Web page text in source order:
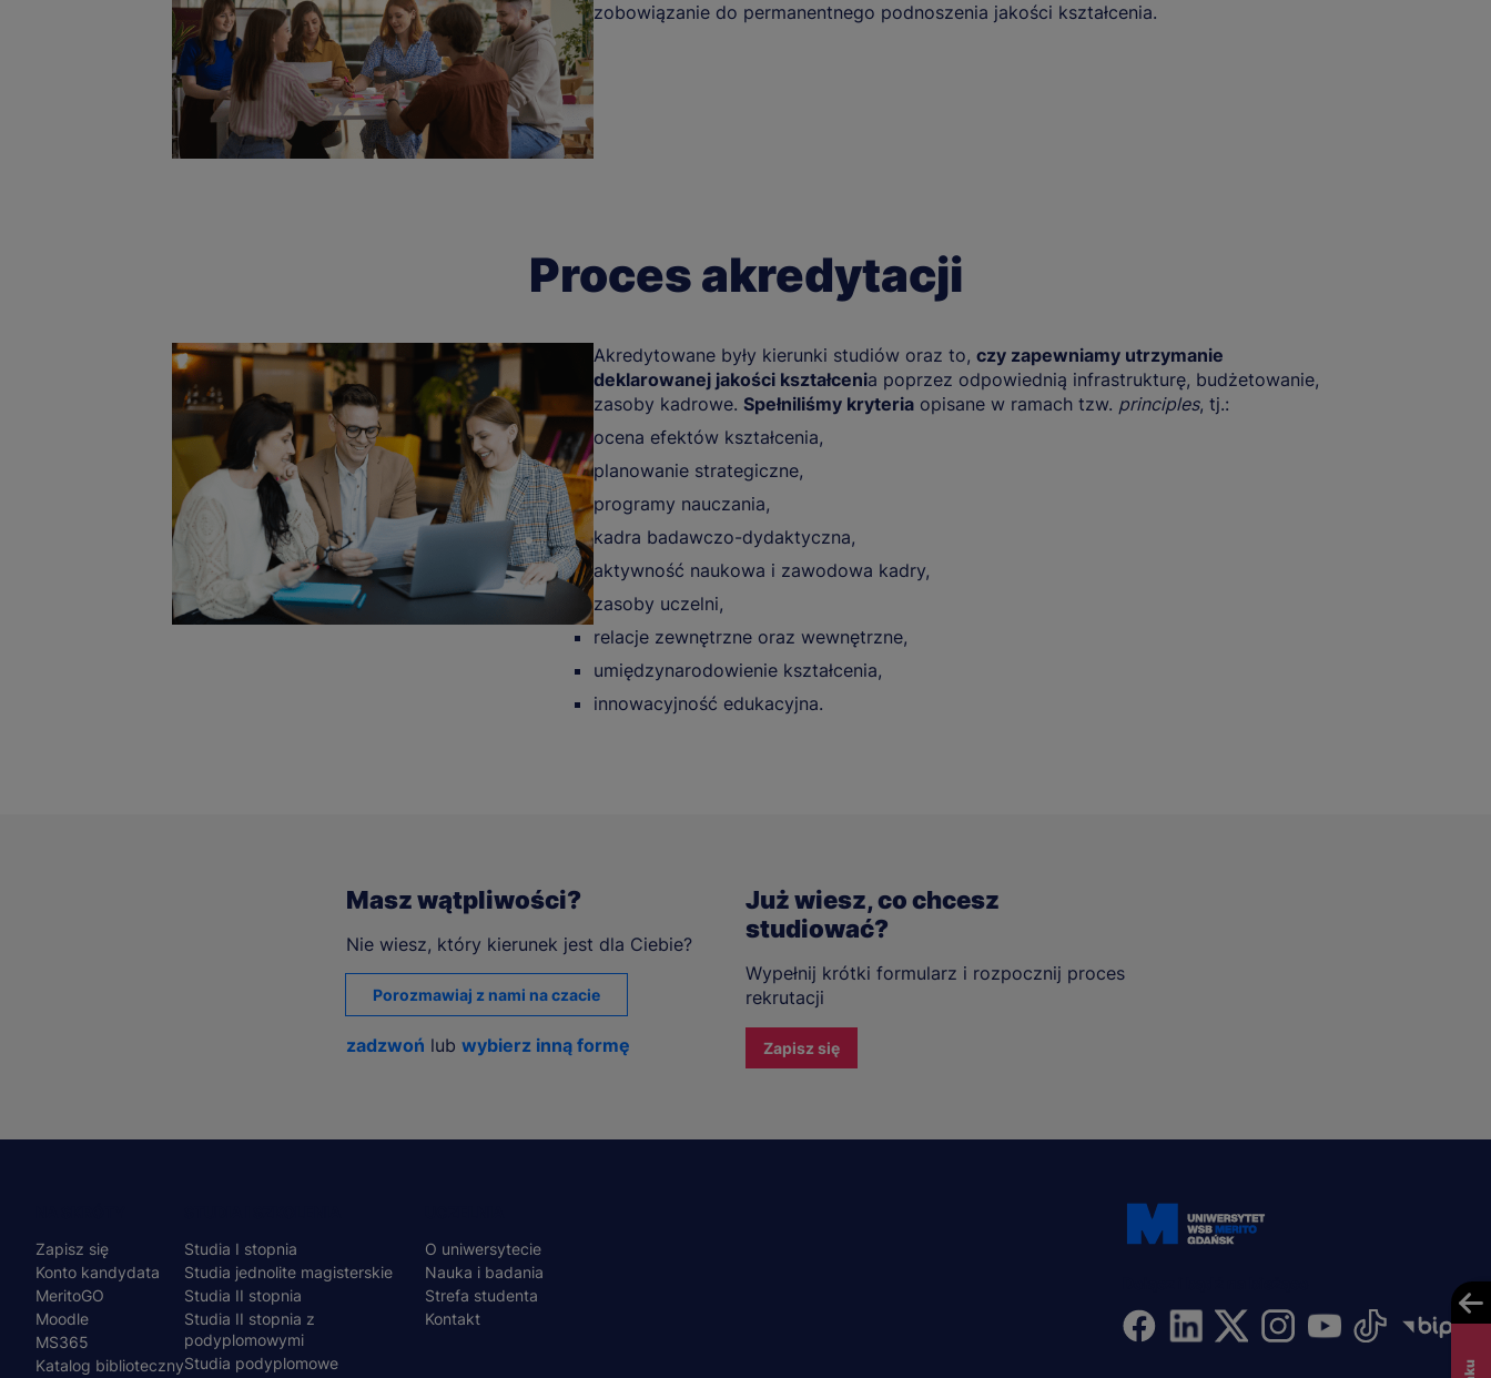
zobowiązanie do permanentnego podnoszenia jakości kształcenia.
Proces akredytacji
Akredytowane były kierunki studiów oraz to, czy zapewniamy utrzymanie
deklarowanej jakości kształcenia poprzez odpowiednią infrastrukturę, budżetowanie,
zasoby kadrowe. Spełniliśmy kryteria opisane w ramach tzw. principles, tj.:
ocena efektów kształcenia,
planowanie strategiczne,
programy nauczania,
kadra badawczo-dydaktyczna,
aktywność naukowa i zawodowa kadry,
zasoby uczelni,
relacje zewnętrzne oraz wewnętrzne,
umiędzynarodowienie kształcenia,
innowacyjność edukacyjna.
Masz wątpliwości?
Nie wiesz, który kierunek jest dla Ciebie?
Porozmawiaj z nami na czacie
zadzwoń lub wybierz inną formę
Już wiesz, co chcesz
studiować?
Wypełnij krótki formularz i rozpocznij proces
rekrutacji
Zapisz się
Menu
stopka
Zapisz się
Konto kandydata
MeritoGO
Moodle
MS365
Katalog biblioteczny
Studia I stopnia
Studia jednolite magisterskie
Studia II stopnia
Studia II stopnia z
podyplomowymi
Studia podyplomowe
O uniwersytecie
Nauka i badania
Strefa studenta
Kontakt